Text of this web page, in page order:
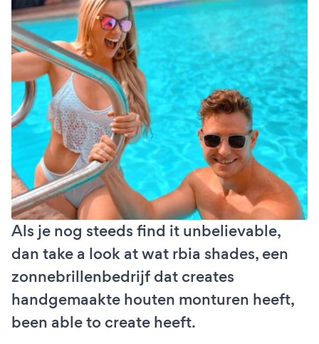
Als je nog steeds find it unbelievable,
dan take a look at wat rbia shades, een
zonnebrillenbedrijf dat creates
handgemaakte houten monturen heeft,
been able to create heeft.